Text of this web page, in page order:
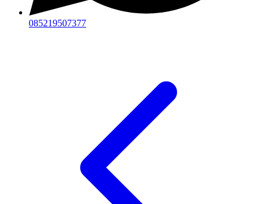
085219507377